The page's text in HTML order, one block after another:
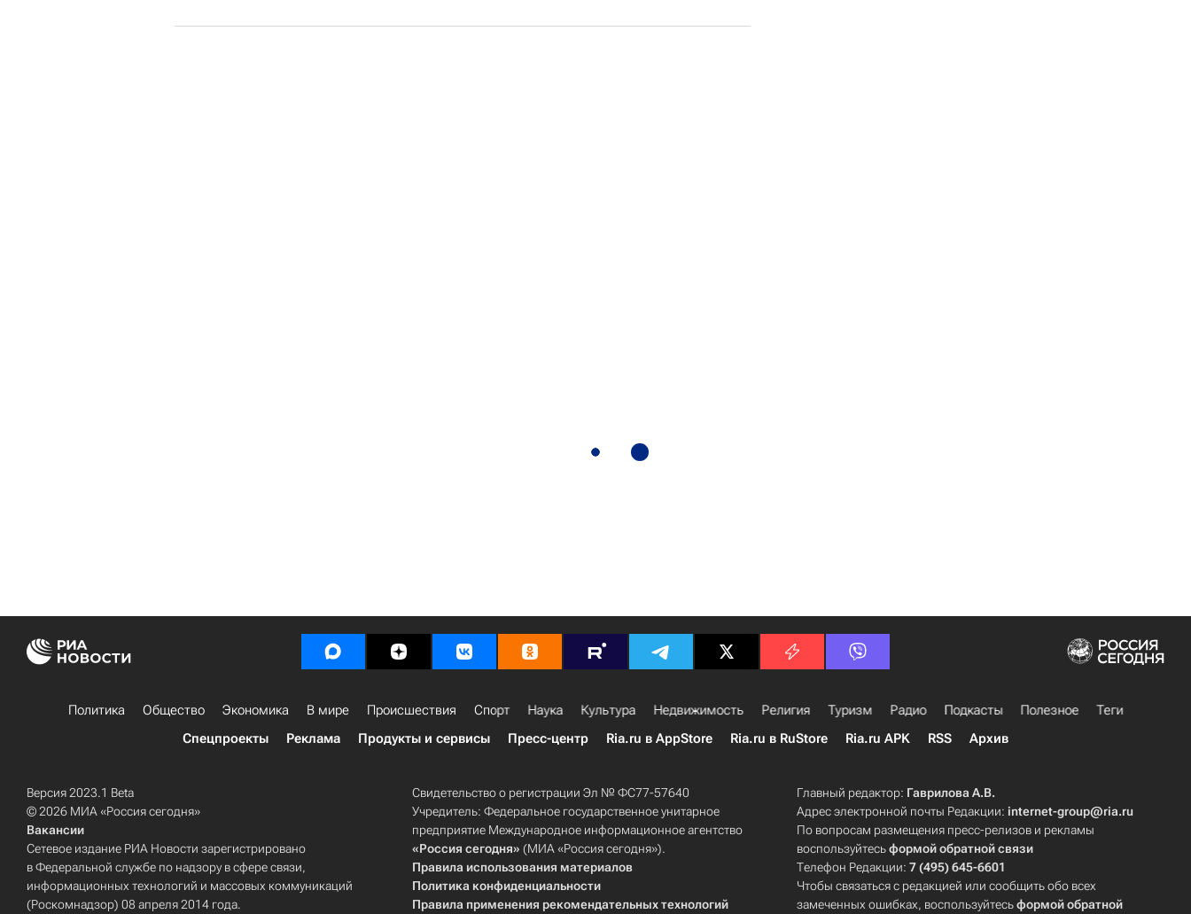
Политика Общество Экономика В мире Происшествия Спорт Наука Культура Недвижимость Религия Туризм Радио Подкасты Полезное
Теги
Спецпроекты
Реклама Продукты и сервисы Пресс-центр Ria.ru в AppStore Ria.ru в RuStore Ria.ru APK RSS Архив
Версия 2023.1 Beta
© 2026 МИА «Россия сегодня»
Вакансии
Сетевое издание РИА Новости зарегистрировано
в Федеральной службе по надзору в сфере связи,
информационных технологий и массовых коммуникаций
(Роскомнадзор) 08 апреля 2014 года.
Свидетельство о регистрации Эл № ФС77-57640
Учредитель: Федеральное государственное унитарное
предприятие Международное информационное агентство
«Россия сегодня» (МИА «Россия сегодня»).
Правила использования материалов
Политика конфиденциальности
Правила применения рекомендательных технологий
Главный редактор: Гаврилова А.В.
Адрес электронной почты Редакции:internet-group@ria.ru
По вопросам размещения пресс-релизов и рекламы
воспользуйтесьформой обратной связи
Телефон Редакции:7 (495) 645-6601
Чтобы связаться с редакцией или сообщить обо всех
замеченных ошибках, воспользуйтесьформой обратной